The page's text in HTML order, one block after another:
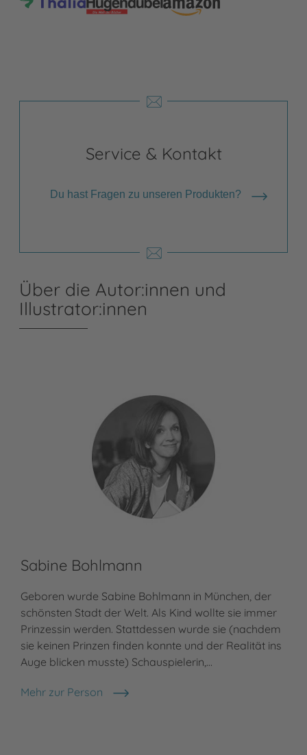
Service & Kontakt
Du hast Fragen zu unseren Produkten?
Über die Autor:innen und
Illustrator:innen
Sabine Bohlmann
Geboren wurde Sabine Bohlmann in München, der
schönsten Stadt der Welt. Als Kind wollte sie immer
Prinzessin werden. Stattdessen wurde sie (nachdem
sie keinen Prinzen finden konnte und der Realität ins
Auge blicken musste) Schauspielerin,…
Mehr zur Person
Sabine Bohlmann